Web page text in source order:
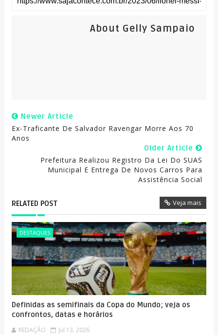
About Gelly Sampaio
Newer Article
Ex-Traficante De Salvador Ravengar Morre Aos 70
Anos
Older Article
Prefeitura Realizou Registro Da Lei Do SUAS
Municipal E Entrega De Novos Carros Para
Assistência Social
RELATED POST Veja mais
DESTAQUES
Definidas as semifinais da Copa do Mundo; veja os
confrontos, datas e horários
REDAÇÃO Jul 13, 2026